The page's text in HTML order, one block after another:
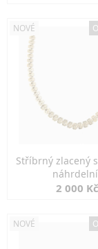
NOVÉ
Stříbrný zlacený
2 000 Kč
NOVÉ